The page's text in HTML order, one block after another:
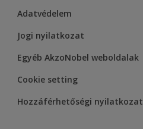
Adatvédelem
Jogi nyilatkozat
Egyéb AkzoNobel weboldalak
Cookie setting
Hozzáférhetőségi nyilatkozat